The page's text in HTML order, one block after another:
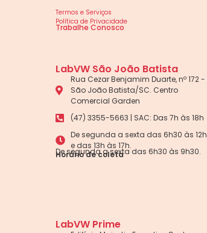
Termos e Serviços
Política de Privacidade
Trabalhe Conosco
LabVW São João Batista
Rua Cezar Benjamim Duarte, nº 172 -
São João Batista/SC. Centro
Comercial Garden
(47) 3355-5663 | SAC: Das 7h às 18h
De segunda a sexta das 6h30 às 12h
e das 13h às 17h.
Horário de coleta
De segunda a sexta das 6h30 às 9h30.
LabVW Prime